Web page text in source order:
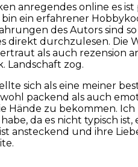
anregendes online es
ein erfahrener
des Autors sind
direkt durchzulesen. Die
als auch rezension
Landschaft zog.
sich als eine meiner
packend als auch
Hände zu bekommen.
da es nicht typisch ist,
ansteckend und ihre